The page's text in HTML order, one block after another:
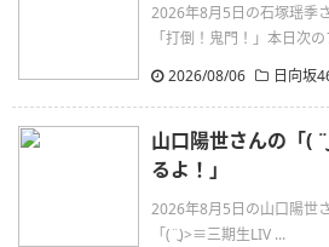
2026年8月5日の石塚瑶季
「打倒！鬼門！」本日次の
2026/08/06
日向坂
山口陽世さんの「(
るよ！」
2026年8月5日の山口陽世
「(¨̮)>≡三期生LIV ...